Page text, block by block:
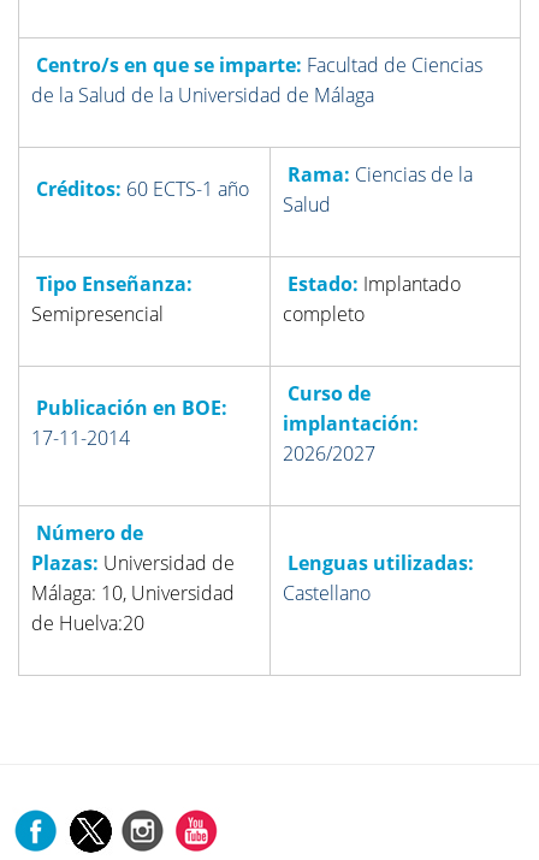
Centro/s en que se imparte: Facultad de Ciencias
de la Salud de la Universidad de Málaga
Créditos: 60 ECTS-1 año
Rama: Ciencias de la
Salud
Tipo Enseñanza:
Semipresencial
Estado: Implantado
completo
Publicación en BOE:
17-11-2014
Curso de
implantación:
2026/2027
Número de
Plazas: Universidad de
Málaga: 10, Universidad
de Huelva:20
Lenguas utilizadas:
Castellano